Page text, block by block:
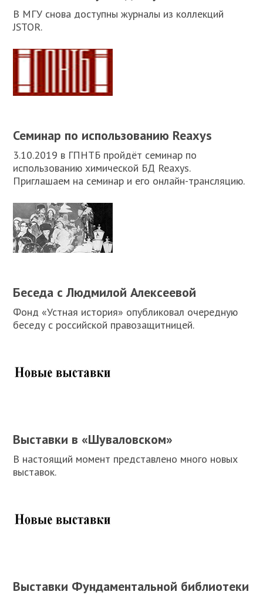
В МГУ снова доступны журналы из коллекций
JSTOR.
Семинар по использованию Reaxys
3.10.2019 в ГПНТБ пройдёт семинар по
использованию химической БД Reaxys.
Приглашаем на семинар и его онлайн-трансляцию.
Беседа с Людмилой Алексеевой
Фонд «Устная история» опубликовал очередную
беседу с российской правозащитницей.
Выставки в «Шуваловском»
В настоящий момент представлено много новых
выставок.
Выставки Фундаментальной библиотеки